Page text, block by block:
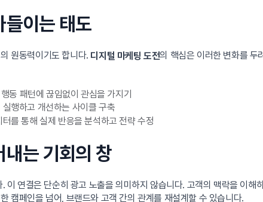
들이는 태도
원동력이기도 합니다. 디지털 마케팅 도전의 핵심은 이러한 변화를 두
동 패턴에 끊임없이 관심을 가지기
행하고 개선하는 사이클 구축
를 통해 실제 반응을 분석하고 전략 수정
는 기회의 창
. 이 연결은 단순히 광고 노출을 의미하지 않습니다. 고객의 맥락을 이
캠페인을 넘어, 브랜드와 고객 간의 관계를 재설계할 수 있습니다.